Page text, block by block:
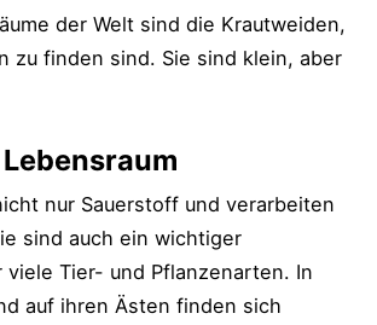
der Welt sind die Krautweiden,
zu finden sind. Sie sind klein, aber
nur Sauerstoff und verarbeiten
sind auch ein wichtiger
viele Tier- und Pflanzenarten. In
auf ihren Ästen finden sich